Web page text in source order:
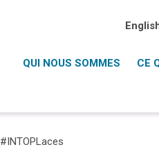
QUI NOUS SOMMES CE
#INTOPLaces